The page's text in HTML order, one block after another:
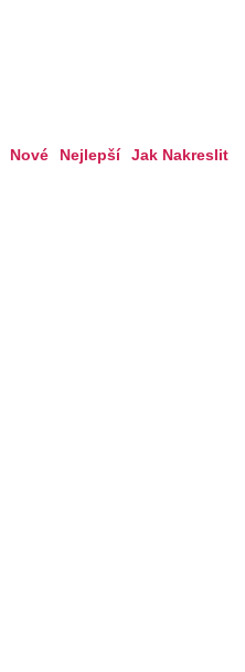
Nové Nejlepší Jak Nakreslit